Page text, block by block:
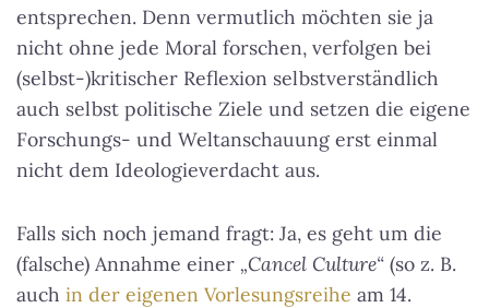
entsprechen. Denn vermutlich möchten sie ja
nicht ohne jede Moral forschen, verfolgen bei
(selbst-)kritischer Reflexion selbstverständlich
auch selbst politische Ziele und setzen die eigene
Forschungs- und Weltanschauung erst einmal
nicht dem Ideologieverdacht aus.
Falls sich noch jemand fragt: Ja, es geht um die
(falsche) Annahme einer „Cancel Culture“ (so z. B.
auch in der eigenen Vorlesungsreihe am 14.